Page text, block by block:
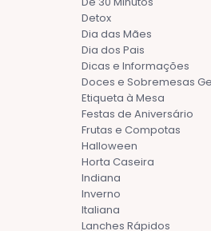
Detox
Dia das Mães
Dia dos Pais
Dicas e Informações
Doces e Sobremesas
Etiqueta à Mesa
Festas de Aniversário
Frutas e Compotas
Halloween
Horta Caseira
Indiana
Inverno
Italiana
Lanches Rápidos